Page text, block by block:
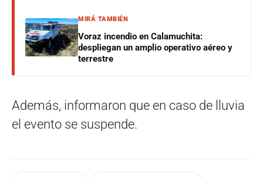
MIRÁ TAMBIÉN
Voraz incendio en Calamuchita:
despliegan un amplio operativo aéreo y
terrestre
Además, informaron que en caso de lluvia
el evento se suspende.